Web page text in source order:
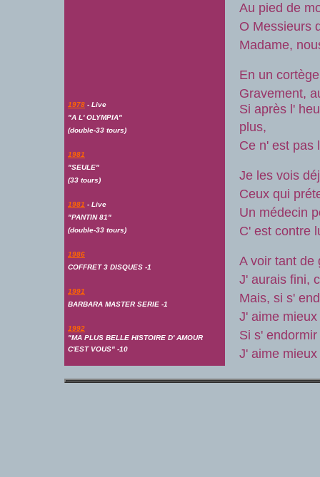
1978 - Live
"A L' OLYMPIA"
(double-33 tours)
1981
"SEULE"
(33 tours)
1981 - Live
"PANTIN 81"
(double-33 tours)
1986
COFFRET 3 DISQUES -1
1991
BARBARA MASTER SERIE -1
1992
"MA PLUS BELLE HISTOIRE D' AMOUR
C'EST VOUS" -10
Au pied de
O Messieurs
Madame,
En un
Gravement,
Si après l'
plus,
Ce n' est pas
Je les vois
Ceux qui
Un médecin
C' est contre
A voir tant de
J' aurais fini,
Mais, si s'
J' aime
Si s'
J' aime